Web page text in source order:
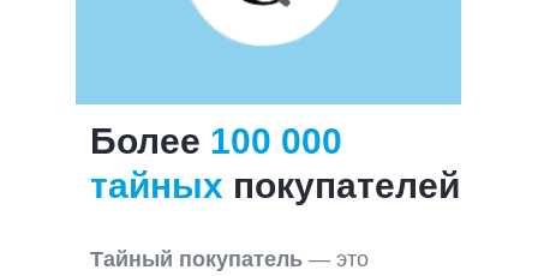
Тайный покупатель — это
Более 100 000
тайных покупателей